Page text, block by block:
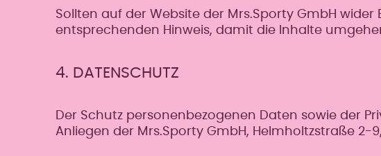
Sollten auf der Website der Mrs.Sporty GmbH
entsprechenden Hinweis, damit die Inhalte
4. DATENSCHUTZ
Der Schutz personenbezogenen Daten sowie der
Anliegen der Mrs.Sporty GmbH, Helmholtzstraße 2-